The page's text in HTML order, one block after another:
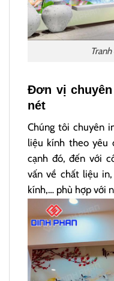
Đơn vị
nét
Chúng tôi chuyên
liệu kính theo yêu
cạnh đó, đến với
vấn về chất liệu
kính,… phù hợp với